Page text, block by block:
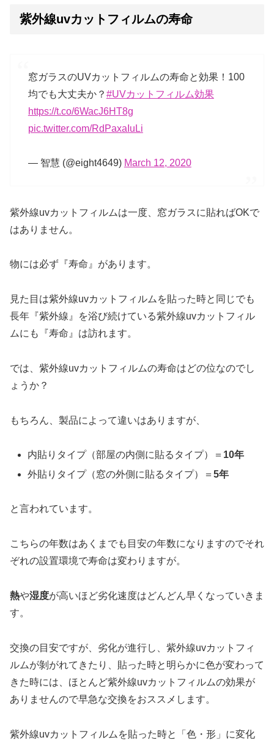
紫外線uvカットフィルムの寿命
窓ガラスのUVカットフィルムの寿命と効果！100
均でも大丈夫か？ #UVカットフィルム効果
https://t.co/6WacJ6HT8g
pic.twitter.com/RdPaxaIuLi
— 智慧 (@eight4649) March 12, 2020
紫外線uvカットフィルムは一度、窓ガラスに貼ればOKで
はありません。
物には必ず『寿命』があります。
見た目は紫外線uvカットフィルムを貼った時と同じでも
長年『紫外線』を浴び続けている紫外線uvカットフィル
ムにも『寿命』は訪れます。
では、紫外線uvカットフィルムの寿命はどの位なのでし
ょうか？
もちろん、製品によって違いはありますが、
内貼りタイプ（部屋の内側に貼るタイプ）＝ 10年
外貼りタイプ（窓の外側に貼るタイプ）＝5年
と言われています。
こちらの年数はあくまでも目安の年数になりますのでそれ
ぞれの設置環境で寿命は変わりますが。
熱や湿度が高いほど劣化速度はどんどん早くなっていきま
す。
交換の目安ですが、劣化が進行し、紫外線uvカットフィ
ルムが剝がれてきたり、貼った時と明らかに色が変わって
きた時には、ほとんど紫外線uvカットフィルムの効果が
ありませんので早急な交換をおススメします。
紫外線uvカットフィルムを貼った時と「色・形」に変化